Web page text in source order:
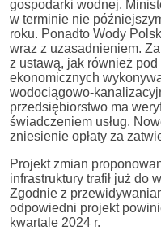
gospodarki wodnej.
w terminie nie
roku. Ponadto Wody
wraz z uzasadnieniem.
z ustawą, jak również
ekonomicznych
wodociągowo-
przedsiębiorstwo ma
świadczeniem usług.
zniesienie opłaty za
Projekt zmian
infrastruktury trafił już do
Zgodnie z
odpowiedni projekt
kwartale 2024 r.